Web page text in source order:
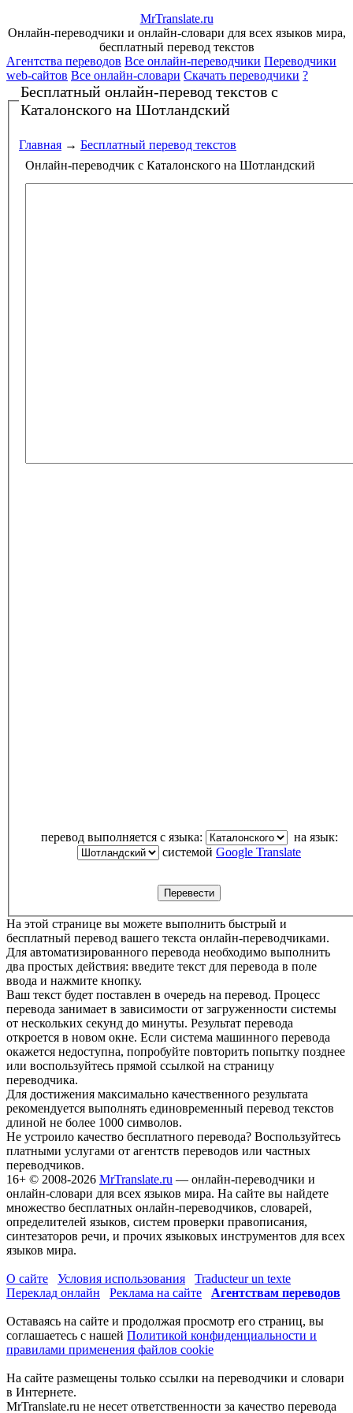
MrTranslate.ru
Онлайн-переводчики и онлайн-словари для всех языков мира,
бесплатный перевод текстов
Агентства переводов Все онлайн-переводчики Переводчики
web-сайтов Все онлайн-словари Скачать переводчики ?
Бесплатный онлайн-перевод текстов с
Каталонского на Шотландский
Главная → Бесплатный перевод текстов
Онлайн-переводчик с Каталонского на Шотландский
перевод выполняется с языка:
системой Google Translate
На этой странице вы можете выполнить быстрый и
бесплатный перевод вашего текста онлайн-переводчиками.
Для автоматизированного перевода необходимо выполнить
два простых действия: введите текст для перевода в поле
ввода и нажмите кнопку.
Ваш текст будет поставлен в очередь на перевод. Процесс
перевода занимает в зависимости от загруженности системы
от нескольких секунд до минуты. Результат перевода
откроется в новом окне. Если система машинного перевода
окажется недоступна, попробуйте повторить попытку позднее
или воспользуйтесь прямой ссылкой на страницу
переводчика.
Для достижения максимально качественного результата
рекомендуется выполнять единовременный перевод текстов
длиной не более 1000 символов.
Не устроило качество бесплатного перевода? Воспользуйтесь
платными услугами от агентств переводов или частных
переводчиков.
16+ © 2008-2026 MrTranslate.ru — онлайн-переводчики и
онлайн-словари для всех языков мира. На сайте вы найдете
множество бесплатных онлайн-переводчиков, словарей,
определителей языков, систем проверки правописания,
синтезаторов речи, и прочих языковых инструментов для всех
языков мира.
О сайте Условия использования
Traducteur un texte
Переклад онлайн
Реклама на сайте Агентствам переводов
Оставаясь на сайте и продолжая просмотр его страниц, вы
соглашаетесь с нашей Политикой конфиденциальности и
правилами применения файлов cookie
На сайте размещены только ссылки на переводчики и словари
в Интернете.
MrTranslate.ru не несет ответственности за качество перевода